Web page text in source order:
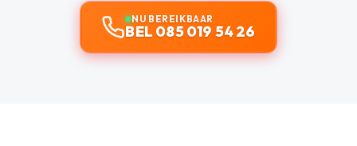
NU BEREIKBAAR
BEL 085 019 54 26